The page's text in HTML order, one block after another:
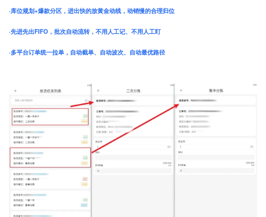
·库位规划+爆款分区，进出快的放黄金动线，动销慢的合理归位
·先进先出FIFO，批次自动流转，不用人工记、不用人工盯
·多平台订单统一拉单，自动截单、自动波次、自动最优路径